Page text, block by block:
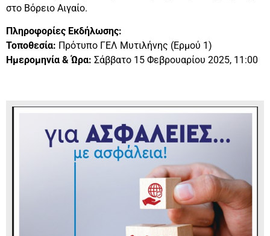
στο Βόρειο Αιγαίο.
Πληροφορίες Εκδήλωσης:
Τοποθεσία: Πρότυπο ΓΕΛ Μυτιλήνης (Ερμού 1)
Ημερομηνία & Ώρα: Σάββατο 15 Φεβρουαρίου 2025, 11:00